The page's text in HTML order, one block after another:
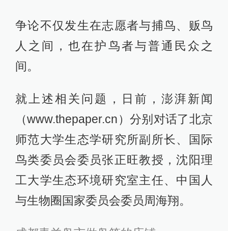
争论不仅发生在志愿者与捕鸟、贩鸟
人之间，也在护鸟者与普通民众之
间。
就上述相关问题，日前，澎湃新闻
（www.thepaper.cn）分别对话了北京
师范大学生态学研究所副所长、国际
鸟类委员会委员张正旺教授，沈阳理
工大学生态环境研究室主任、中国人
与生物圈国家委员会委员周海翔。